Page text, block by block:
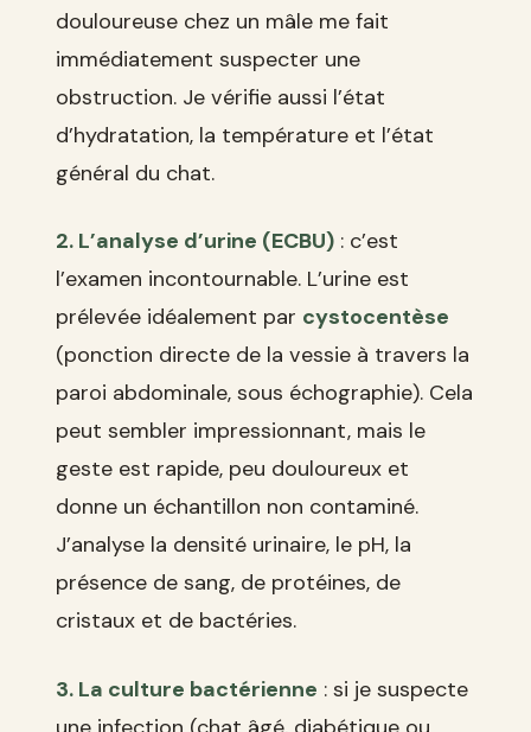
douloureuse chez un mâle me fait
immédiatement suspecter une
obstruction. Je vérifie aussi l’état
d’hydratation, la température et l’état
général du chat.
2. L’analyse d’urine (ECBU) : c’est
l’examen incontournable. L’urine est
prélevée idéalement par cystocentèse
(ponction directe de la vessie à travers la
paroi abdominale, sous échographie). Cela
peut sembler impressionnant, mais le
geste est rapide, peu douloureux et
donne un échantillon non contaminé.
J’analyse la densité urinaire, le pH, la
présence de sang, de protéines, de
cristaux et de bactéries.
3. La culture bactérienne : si je suspecte